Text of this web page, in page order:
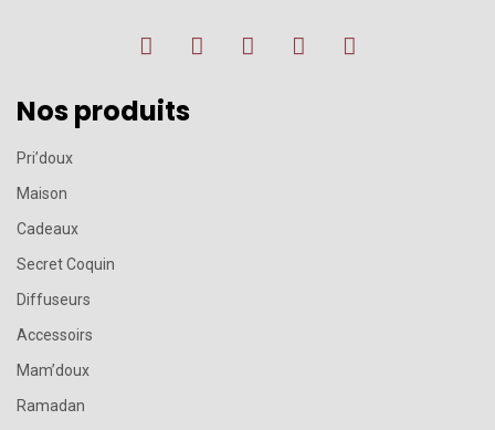
Nos produits
Pri’doux
Maison
Cadeaux
Secret Coquin
Diffuseurs
Accessoirs
Mam’doux
Ramadan